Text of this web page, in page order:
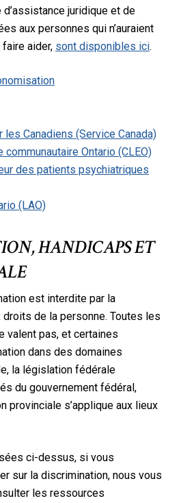
juridique et de
aux personnes qui n’auraient
aider, sont disponibles ici.
les Canadiens (Service Canada)
communautaire Ontario (CLEO)
des patients psychiatriques
(LAO)
HANDICAPS ET
est interdite par la
de la personne. Toutes les
valent pas, et certaines
dans des domaines
la législation fédérale
du gouvernement fédéral,
provinciale s’applique aux lieux
ci-dessus, si vous
sur la discrimination, nous vous
les ressources